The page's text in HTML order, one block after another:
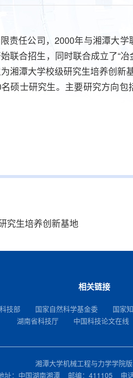
任公司，2000年与湘潭大学
联合招生，同时联合成立了“
湘潭大学校级研究生培养创
硕士研究生。主要研究方向
究生培养创新基地
相关链接
技部 国家自然科学基金委 国家
湖南省科技厅
中国科技论文在线
湘潭大学机械工程与力学学院
址：中国湖南湘潭 邮编：411105 电